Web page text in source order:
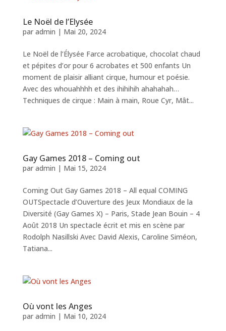
Le Noël de l’Elysée
par admin | Mai 20, 2024
Le Noël de l’Élysée Farce acrobatique, chocolat chaud
et pépites d’or pour 6 acrobates et 500 enfants Un
moment de plaisir alliant cirque, humour et poésie.
Avec des whouahhhh et des ihihihih ahahahah…
Techniques de cirque : Main à main, Roue Cyr, Mât...
Gay Games 2018 – Coming out
par admin | Mai 15, 2024
Coming Out Gay Games 2018 – All equal COMING
OUTSpectacle d’Ouverture des Jeux Mondiaux de la
Diversité (Gay Games X) – Paris, Stade Jean Bouin – 4
Août 2018 Un spectacle écrit et mis en scène par
Rodolph Nasillski Avec David Alexis, Caroline Siméon,
Tatiana...
Où vont les Anges
par admin | Mai 10, 2024